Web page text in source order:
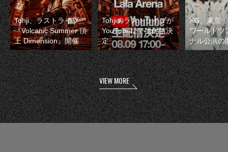
Tohji、ラストライブ
『Volcanic Summer 頂
上 Dimension』開催
Tohjiのラストライブが
YouTubeにて生配信決
定
XG、東京
ワールドツ
ナル公演の
VIEW MORE